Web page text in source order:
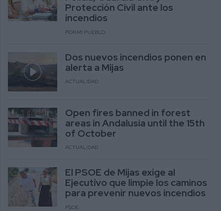
Protección Civil ante los
incendios
POR MI PUEBLO
Dos nuevos incendios ponen en
alerta a Mijas
ACTUALIDAD
Open fires banned in forest
areas in Andalusia until the 15th
of October
ACTUALIDAD
El PSOE de Mijas exige al
Ejecutivo que limpie los caminos
para prevenir nuevos incendios
PSOE